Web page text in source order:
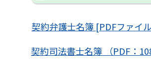
契約弁護士名簿 [PDFファイ
契約司法書士名簿 （PDF：